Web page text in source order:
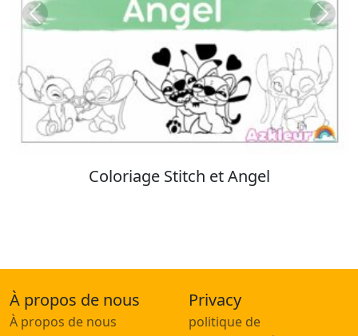
Coloriage Stitch
Previous Next
À propos de nous
À propos de nous
Privacy
politique de